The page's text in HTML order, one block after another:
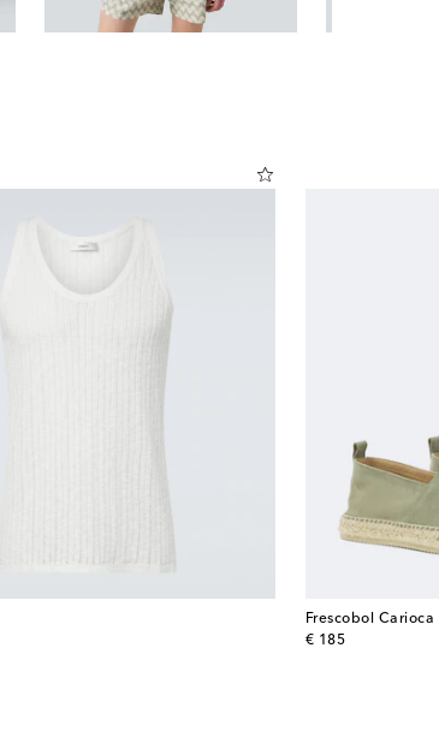
Frescobol Carioca
€ 185
original price